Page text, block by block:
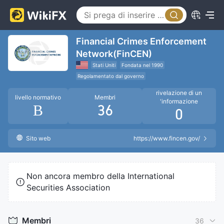
Financial Crimes Enforcement
Network(FinCEN)
Stati Uniti
Fondata nel 1990
Regolamentato dal governo
livello normativo
B
Membri
36
rivelazione di un
'informazione
0
Sito web https://www.fincen.gov/
Non ancora membro della International
Securities Association
Membri 36